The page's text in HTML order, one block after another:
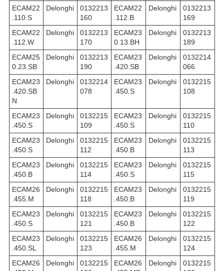
ECAM22
.110.S
Delonghi
0132213
160
ECAM22
.112.B
Delonghi
0132213
169
ECAM22
.112.W
Delonghi
0132213
170
ECAM23
0.13.BH
Delonghi
0132213
189
ECAM25
0.23.SB
Delonghi
0132213
190
ECAM23
.420.SB
Delonghi
0132214
066
ECAM23
.420.SB
N
Delonghi
0132214
078
ECAM23
.450.S
Delonghi
0132215
108
ECAM23
.450.S
Delonghi
0132215
109
ECAM23
.450.S
Delonghi
0132215
110
ECAM23
.450.S
Delonghi
0132215
112
ECAM23
.450.B
Delonghi
0132215
113
ECAM23
.450.B
Delonghi
0132215
114
ECAM23
.450.S
Delonghi
0132215
115
ECAM26
.455.M
Delonghi
0132215
118
ECAM23
.450.B
Delonghi
0132215
119
ECAM23
.450.S
Delonghi
0132215
121
ECAM23
.450.B
Delonghi
0132215
122
ECAM23
.450.SL
Delonghi
0132215
123
ECAM26
.455.M
Delonghi
0132215
124
ECAM26
Delonghi
0132215
ECAM26
Delonghi
0132215